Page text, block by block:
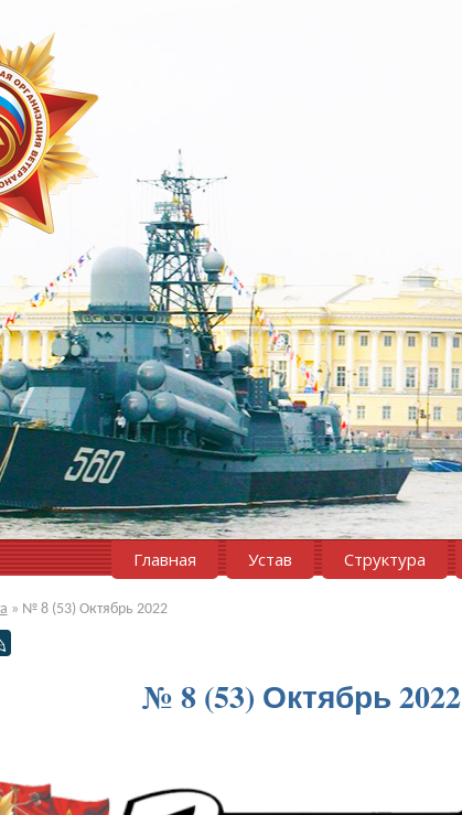
Главная Устав Структура
» № 8 (53) Октябрь 2022
№ 8 (53) Октябрь 2022